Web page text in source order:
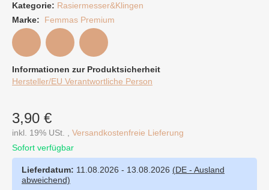
Kategorie: Rasiermesser&Klingen
Marke:
Femmas Premium
Informationen zur Produktsicherheit
Hersteller/EU Verantwortliche Person
3,90 €
inkl. 19% USt. , Versandkostenfreie Lieferung
Sofort verfügbar
Lieferdatum: 11.08.2026 - 13.08.2026 (DE - Ausland
abweichend)